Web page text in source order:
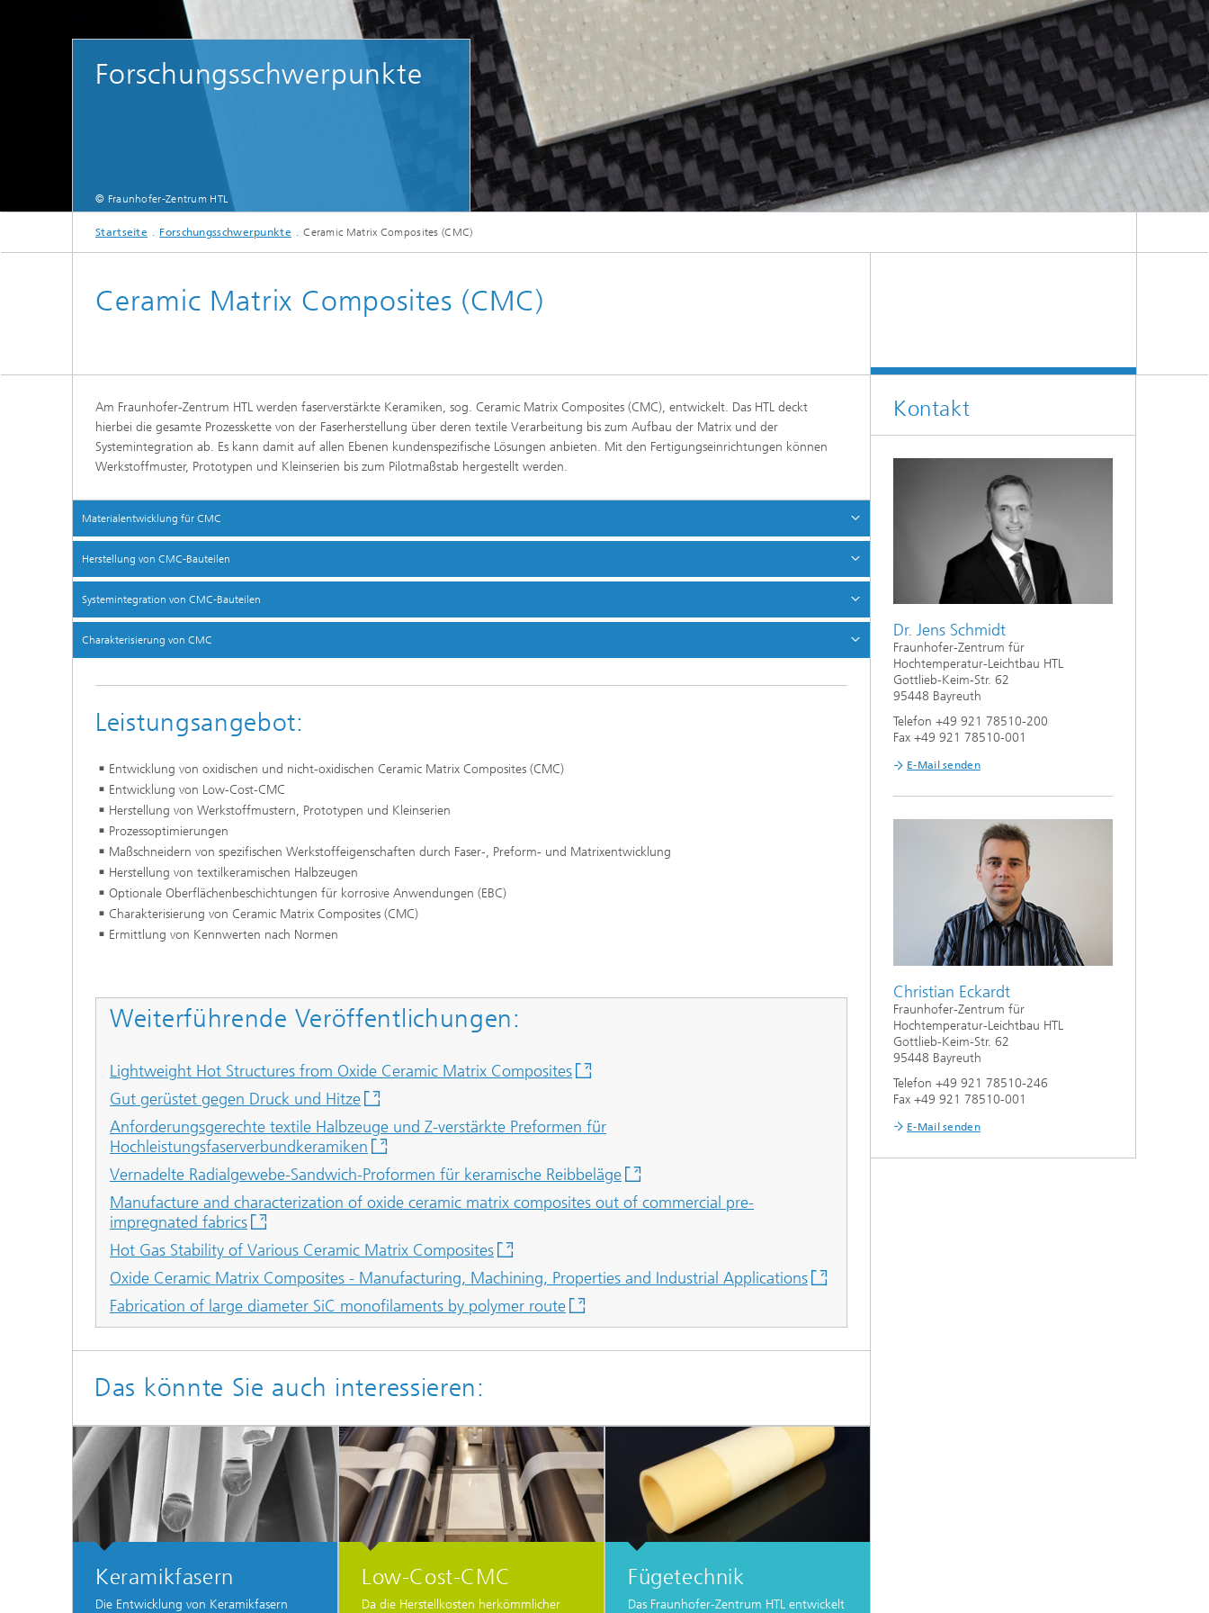
ThermoOptische Messverfahren
Forschungsschwerpunkte
© Fraunhofer-Zentrum HTL
Startseite Forschungsschwerpunkte Ceramic Matrix Composites (CMC)
Ceramic Matrix Composites (CMC)
Am Fraunhofer-Zentrum HTL werden faserverstärkte Keramiken, sog. Ceramic Matrix Composites (CMC), entwickelt. Das HTL deckt
hierbei die gesamte Prozesskette von der Faserherstellung über deren textile Verarbeitung bis zum Aufbau der Matrix und der
Systemintegration ab. Es kann damit auf allen Ebenen kundenspezifische Lösungen anbieten. Mit den Fertigungseinrichtungen können
Werkstoffmuster, Prototypen und Kleinserien bis zum Pilotmaßstab hergestellt werden.
Materialentwicklung für CMC
Herstellung von CMC-Bauteilen
Systemintegration von CMC-Bauteilen
Charakterisierung von CMC
Leistungsangebot:
Entwicklung von oxidischen und nicht-oxidischen Ceramic Matrix Composites (CMC)
Entwicklung von Low-Cost-CMC
Herstellung von Werkstoffmustern, Prototypen und Kleinserien
Prozessoptimierungen
Maßschneidern von spezifischen Werkstoffeigenschaften durch Faser-, Preform- und Matrixentwicklung
Herstellung von textilkeramischen Halbzeugen
Optionale Oberflächenbeschichtungen für korrosive Anwendungen (EBC)
Charakterisierung von Ceramic Matrix Composites (CMC)
Ermittlung von Kennwerten nach Normen
Weiterführende Veröffentlichungen:
Lightweight Hot Structures from Oxide Ceramic Matrix Composites
Gut gerüstet gegen Druck und Hitze
Anforderungsgerechte textile Halbzeuge und Z-verstärkte Preformen für
Hochleistungsfaserverbundkeramiken
Vernadelte Radialgewebe-Sandwich-Proformen für keramische Reibbeläge
Manufacture and characterization of oxide ceramic matrix composites out of commercial pre-
impregnated fabrics
Hot Gas Stability of Various Ceramic Matrix Composites
Oxide Ceramic Matrix Composites - Manufacturing, Machining, Properties and Industrial Applications
Fabrication of large diameter SiC monofilaments by polymer route
Das könnte Sie auch interessieren:
Keramikfasern
Die Entwicklung von Keramikfasern
Low-Cost-CMC
Da die Herstellkosten herkömmlicher
Fügetechnik
Das Fraunhofer-Zentrum HTL entwickelt
Kontakt
Dr. Jens Schmidt
Fraunhofer-Zentrum für
Hochtemperatur-Leichtbau HTL
Gottlieb-Keim-Str. 62
95448 Bayreuth
Telefon +49 921 78510-200
Fax +49 921 78510-001
E-Mail senden
Christian Eckardt
Fraunhofer-Zentrum für
Hochtemperatur-Leichtbau HTL
Gottlieb-Keim-Str. 62
95448 Bayreuth
Telefon +49 921 78510-246
Fax +49 921 78510-001
E-Mail senden